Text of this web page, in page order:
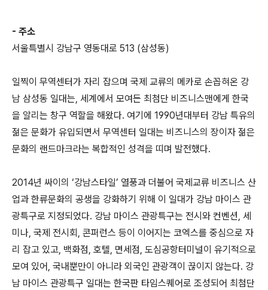
- 주소
서울특별시 강남구 영동대로 513 (삼성동)
일찍이 무역센터가 자리 잡으며 국제 교류의 메카로 손꼽혀온 강
남 삼성동 일대는, 세계에서 모여든 최첨단 비즈니스맨에게 한국
을 알리는 창구 역할을 해왔다. 여기에 1990년대부터 강남 특유의
젊은 문화가 유입되면서 무역센터 일대는 비즈니스의 장이자 젊은
문화의 랜드마크라는 복합적인 성격을 띠며 발전했다.
2014년 싸이의 ‘강남스타일’ 열풍과 더불어 국제교류 비즈니스 산
업과 한류문화의 공생을 강화하기 위해 이 일대가 강남 마이스 관
광특구로 지정되었다. 강남 마이스 관광특구는 전시와 컨벤션, 세
미나, 국제 전시회, 콘퍼런스 등이 이어지는 코엑스를 중심으로 자
리 잡고 있고, 백화점, 호텔, 면세점, 도심공항터미널이 유기적으로
모여 있어, 국내뿐만이 아니라 외국인 관광객이 끊이지 않는다. 강
남 마이스 관광특구 일대는 한국판 타임스퀘어로 조성되어 최첨단